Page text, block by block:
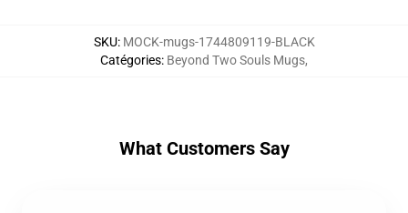
SKU: MOCK-mugs-1744809119-BLACK
Catégories: Beyond Two Souls Mugs,
What Customers Say